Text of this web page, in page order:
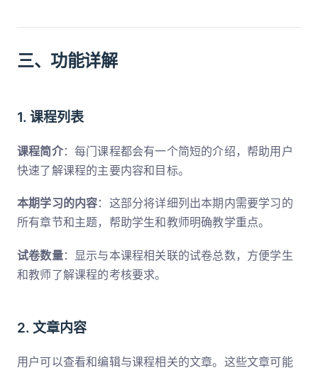
三、功能详解
1. 课程列表
课程简介：每门课程都会有一个简短的介绍，帮助用户
快速了解课程的主要内容和目标。
本期学习的内容：这部分将详细列出本期内需要学习的
所有章节和主题，帮助学生和教师明确教学重点。
试卷数量：显示与本课程相关联的试卷总数，方便学生
和教师了解课程的考核要求。
2. 文章内容
用户可以查看和编辑与课程相关的文章。这些文章可能